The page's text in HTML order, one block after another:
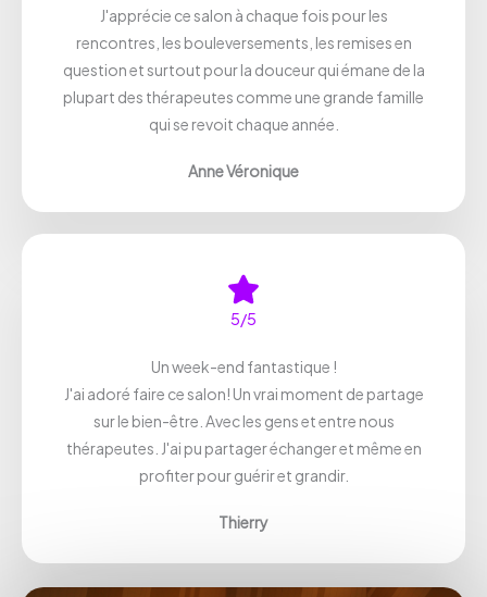
J'apprécie ce salon à chaque fois pour les
rencontres, les bouleversements, les remises en
question et surtout pour la douceur qui émane de la
plupart des thérapeutes comme une grande famille
qui se revoit chaque année.
Anne Véronique
5/5
Un week-end fantastique !
J'ai adoré faire ce salon! Un vrai moment de partage
sur le bien-être. Avec les gens et entre nous
thérapeutes. J'ai pu partager échanger et même en
profiter pour guérir et grandir.
Thierry